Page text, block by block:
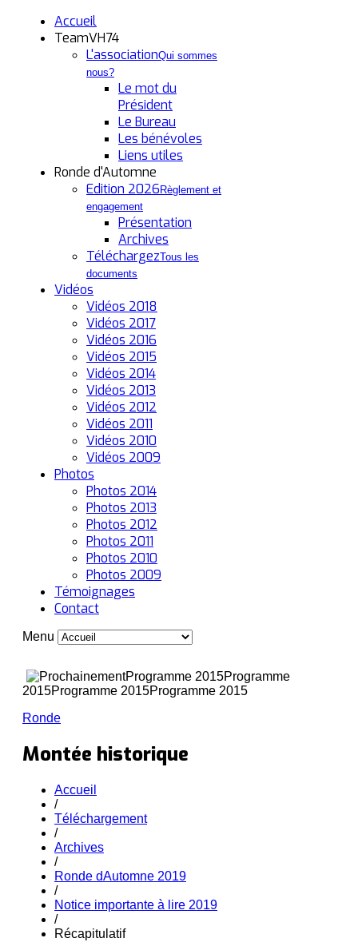
Accueil
TeamVH74
L'associationQui sommes
nous?
Le mot du
Président
Le Bureau
Les bénévoles
Liens utiles
Ronde d'Automne
Edition 2026 Règlement et
engagement
Présentation
Archives
TéléchargezTous les
documents
Vidéos
Vidéos 2018
Vidéos 2017
Vidéos 2016
Vidéos 2015
Vidéos 2014
Vidéos 2013
Vidéos 2012
Vidéos 2011
Vidéos 2010
Vidéos 2009
Photos
Photos 2014
Photos 2013
Photos 2012
Photos 2011
Photos 2010
Photos 2009
Témoignages
Contact
Menu
Programme 2015Programme
2015Programme 2015Programme 2015
Ronde
Montée historique
Accueil
/
Téléchargement
/
Archives
/
Ronde dAutomne 2019
/
Notice importante à lire 2019
/
Récapitulatif